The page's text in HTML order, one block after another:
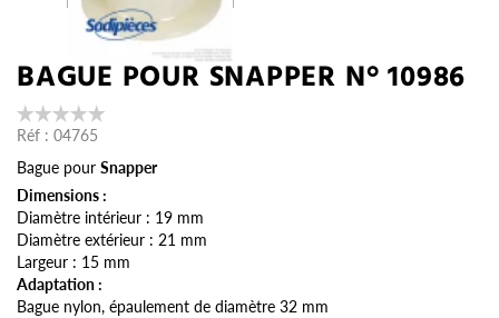
BAGUE POUR SNAPPER N° 10986
Réf : 04765
Bague pour Snapper
Dimensions :
Diamètre intérieur : 19 mm
Diamètre extérieur : 21 mm
Largeur : 15 mm
Adaptation :
Bague nylon, épaulement de diamètre 32 mm